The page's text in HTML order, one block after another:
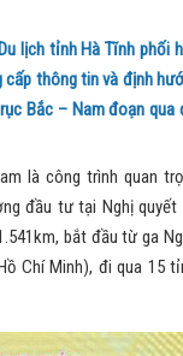
lịch tỉnh Hà Tĩnh phối
thông tin và định
Bắc – Nam đoạn qua
là công trình quan
đầu tư tại Nghị quyết
bắt đầu từ ga
Chí Minh), đi qua 15